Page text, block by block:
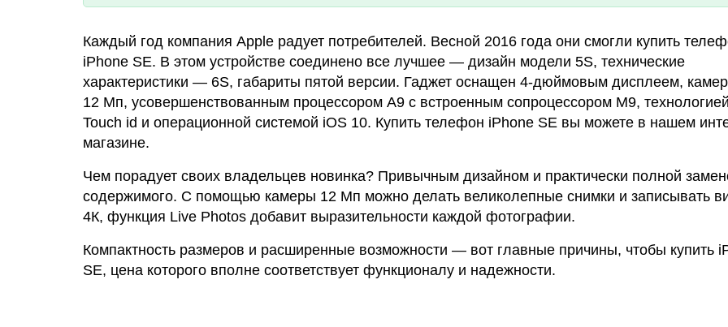
Каждый год компания Apple радует потребителей. Весной 2016 года они смогли купить
iPhone SE. В этом устройстве соединено все лучшее — дизайн модели 5S, технические
характеристики — 6S, габариты пятой версии. Гаджет оснащен 4-дюймовым дисплеем,
12 Мп, усовершенствованным процессором А9 с встроенным сопроцессором M9, технологией
Touch id и операционной системой iOS 10. Купить телефон iPhone SE вы можете в нашем
магазине.
Чем порадует своих владельцев новинка? Привычным дизайном и практически полной
содержимого. С помощью камеры 12 Мп можно делать великолепные снимки и записывать
4К, функция Live Photos добавит выразительности каждой фотографии.
Компактность размеров и расширенные возможности — вот главные причины, чтобы купить
SE, цена которого вполне соответствует функционалу и надежности.